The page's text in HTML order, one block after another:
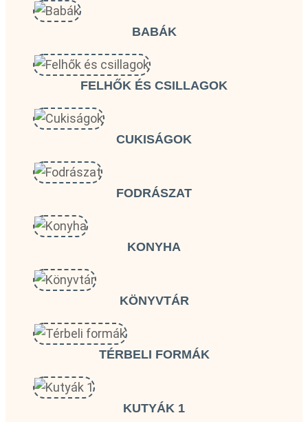
BABÁK
FELHŐK ÉS CSILLAGOK
CUKISÁGOK
FODRÁSZAT
KONYHA
KÖNYVTÁR
TÉRBELI FORMÁK
KUTYÁK 1